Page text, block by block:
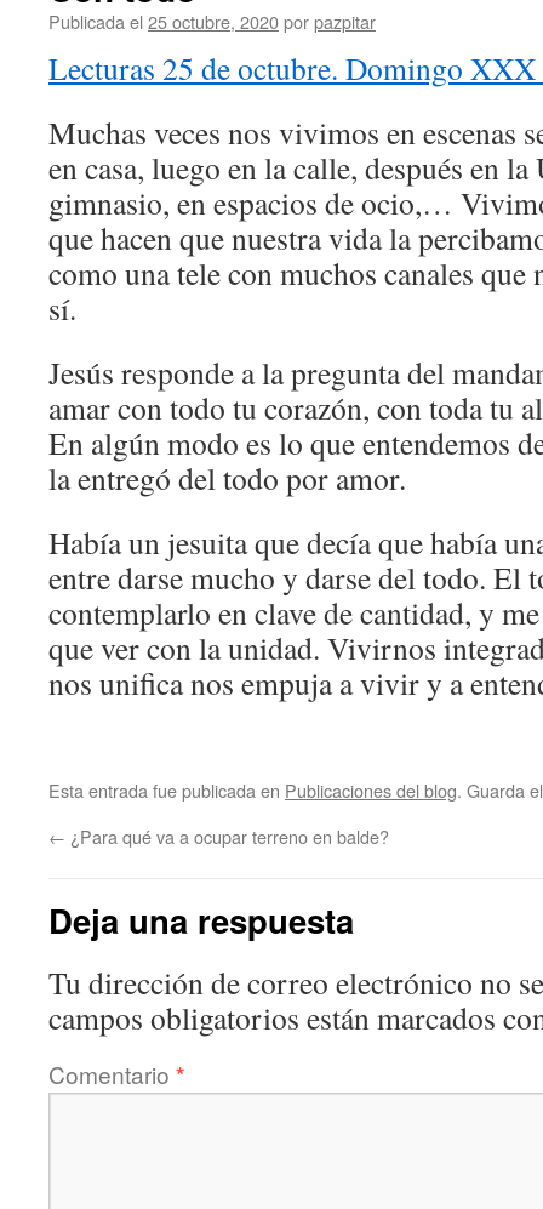
Publicada el 25 octubre, 2020porpazpitar
Lecturas 25 de octubre. Domingo
Muchas veces nos vivimos en escenas
en casa, luego en la calle, después en
gimnasio, en espacios de ocio,…
que hacen que nuestra vida la
como una tele con muchos canales que
sí.
Jesús responde a la pregunta del
amar con todo tu corazón, con toda tu
En algún modo es lo que entendemos
la entregó del todo por amor.
Había un jesuita que decía que había
entre darse mucho y darse del todo. El
contemplarlo en clave de cantidad, y
que ver con la unidad. Vivirnos
nos unifica nos empuja a vivir y a
Esta entrada fue publicada en Publicaciones del blog. Guarda
← ¿Para qué va a ocupar terreno en balde?
Deja una respuesta
Tu dirección de correo electrónico no
campos obligatorios están marcados
Comentario *